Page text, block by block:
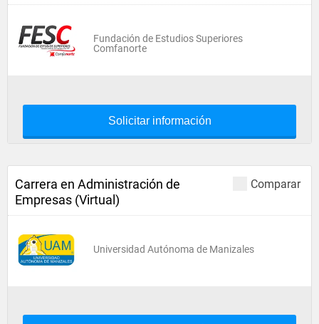
Fundación de Estudios Superiores
Comfanorte
Solicitar información
Comparar
Carrera en Administración de
Empresas (Virtual)
Universidad Autónoma de Manizales